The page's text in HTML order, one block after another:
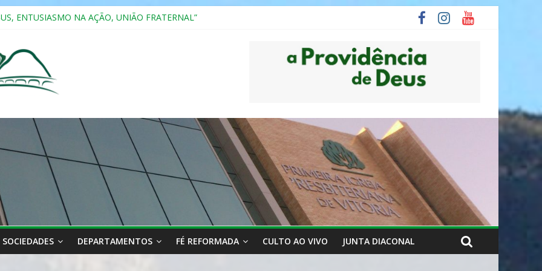
ENTUSIASMO NA AÇÃO, UNIÃO FRATERNAL”
Ensino e Relacionamento com Pessoas Atípicas
SOCIEDADES DEPARTAMENTOS FÉ REFORMADA CULTO AO VIVO JUNTA DIACONAL